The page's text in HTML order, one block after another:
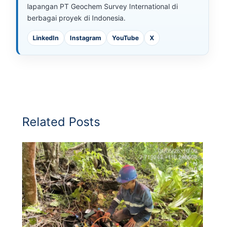
lapangan PT Geochem Survey International di
berbagai proyek di Indonesia.
LinkedIn Instagram YouTube X
Related Posts